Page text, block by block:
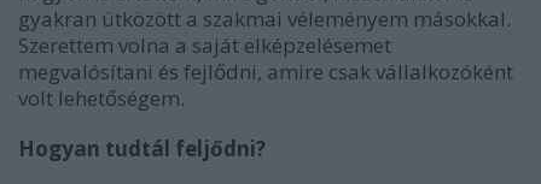
gyakran ütközött a szakmai véleményem másokkal.
Szerettem volna a saját elképzelésemet
megvalósítani és fejlődni, amire csak vállalkozóként
volt lehetőségem.
Hogyan tudtál feljődni?